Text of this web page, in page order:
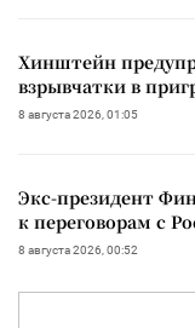
Хинштейн
взрывчатки в
8 августа 2026, 01:05
Экс-президент
к переговорам с
8 августа 2026, 00:52